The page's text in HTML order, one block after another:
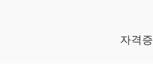
자격증